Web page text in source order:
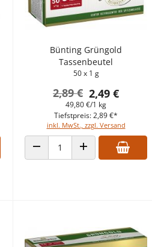
Bünting Grüngold
Tassenbeutel
50 x 1 g
2,49 €
2,89 €
49,80 €/1 kg
inkl. MwSt., zzgl. Versand
Tiefstpreis: 2,89 €*
ANZAHL VERRINGERNANZAHL ERHÖHEN